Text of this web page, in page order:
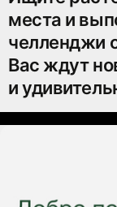
места и
челленджи
Вас ждут
и